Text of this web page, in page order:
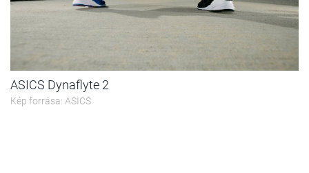
ASICS Dynaflyte 2
Kép forrása: ASICS